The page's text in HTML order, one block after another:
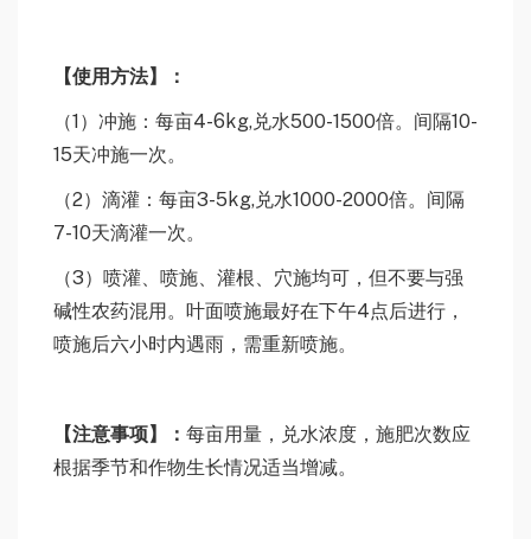
【使用方法】：
（1）冲施：每亩4-6kg,兑水500-1500倍。间隔10-
15天冲施一次。
（2）滴灌：每亩3-5kg,兑水1000-2000倍。间隔
7-10天滴灌一次。
（3）喷灌、喷施、灌根、穴施均可，但不要与强
碱性农药混用。叶面喷施最好在下午4点后进行，
喷施后六小时内遇雨，需重新喷施。
【注意事项】： 每亩用量，兑水浓度，施肥次数应
根据季节和作物生长情况适当增减。